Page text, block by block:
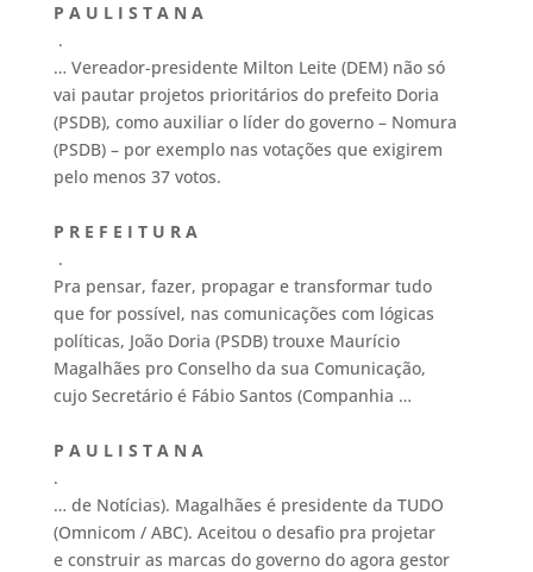
P A U L I S T A N A
.
… Vereador-presidente Milton Leite (DEM) não só
vai pautar projetos prioritários do prefeito Doria
(PSDB), como auxiliar o líder do governo – Nomura
(PSDB) – por exemplo nas votações que exigirem
pelo menos 37 votos.
P R E F E I T U R A
.
Pra pensar, fazer, propagar e transformar tudo
que for possível, nas comunicações com lógicas
políticas, João Doria (PSDB) trouxe Maurício
Magalhães pro Conselho da sua Comunicação,
cujo Secretário é Fábio Santos (Companhia …
P A U L I S T A N A
.
… de Notícias). Magalhães é presidente da TUDO
(Omnicom / ABC). Aceitou o desafio pra projetar
e construir as marcas do governo do agora gestor